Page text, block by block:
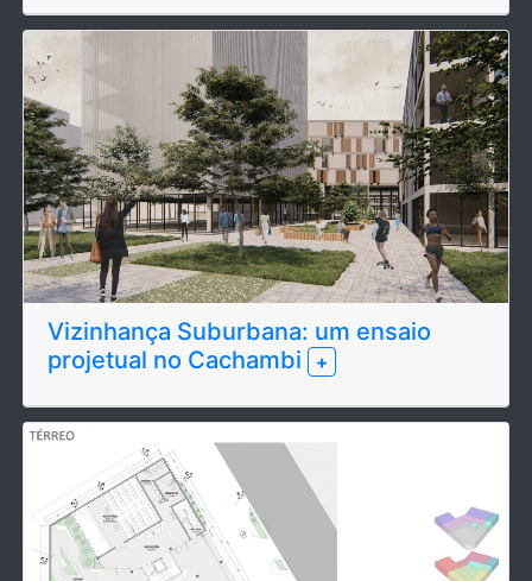
Vizinhança Suburbana: um ensaio
projetual no Cachambi
+